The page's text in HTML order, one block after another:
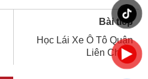
Bài tiếp
Học Lái Xe Ô Tô Quận
Liên Chiểu